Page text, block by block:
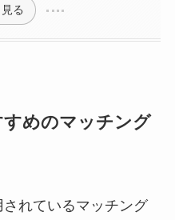
る
めのマッチング
れているマッチング